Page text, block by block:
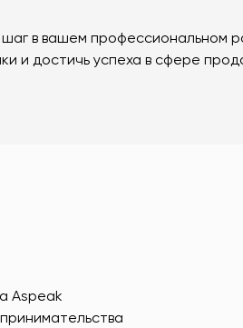
в вашем профессиональном
и достичь успеха в сфере
Aspeak